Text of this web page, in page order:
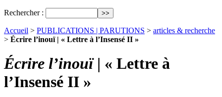
Rechercher :
Accueil > PUBLICATIONS | PARUTIONS > articles & recherche
> Écrire l’inouï | « Lettre à l’Insensé II »
Écrire l’inouï| « Lettre à
l’Insensé II »